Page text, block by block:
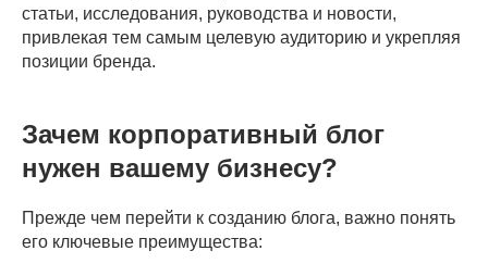
статьи, исследования, руководства и новости,
привлекая тем самым целевую аудиторию и укрепляя
позиции бренда.
Зачем корпоративный блог
нужен вашему бизнесу?
Прежде чем перейти к созданию блога, важно понять
его ключевые преимущества: